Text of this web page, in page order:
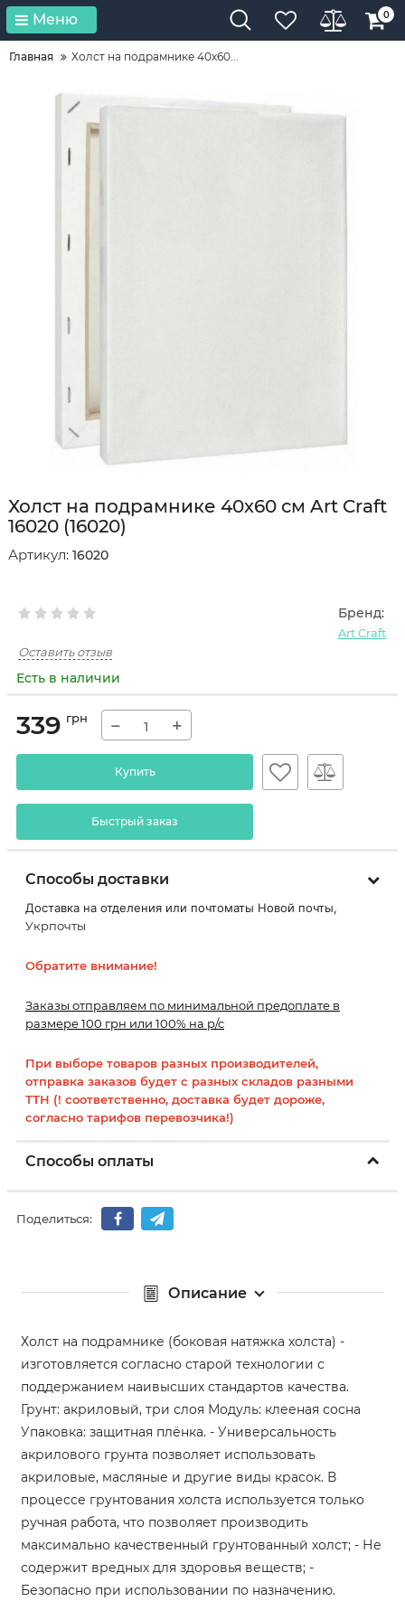
Меню 0
Главная Холст на подрамнике 40х60...
Холст на подрамнике 40х60 см Art Craft
16020 (16020)
Артикул: 16020
Бренд:
Art Craft
Оставить отзыв
Есть в наличии
339 грн − +
Купить
Быстрый заказ
Способы доставки
Доставка на отделения или почтоматы Новой почты,
Укрпочты
Обратите внимание!
Заказы отправляем по минимальной предоплате в
размере 100 грн или 100% на р/с
При выборе товаров разных производителей,
отправка заказов будет с разных складов разными
ТТН (! соответственно, доставка будет дороже,
согласно тарифов перевозчика!)
Способы оплаты
Поделиться:
Описание
Холст на подрамнике (боковая натяжка холста) -
изготовляется согласно старой технологии с
поддержанием наивысших стандартов качества.
Грунт: акриловый, три слоя Модуль: клееная сосна
Упаковка: защитная плёнка. - Универсальность
акрилового грунта позволяет использовать
акриловые, масляные и другие виды красок. В
процессе грунтования холста используется только
ручная работа, что позволяет производить
максимально качественный грунтованный холст; - Не
содержит вредных для здоровья веществ; -
Безопасно при использовании по назначению.